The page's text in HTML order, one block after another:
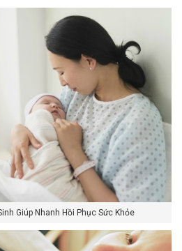
Giúp Nhanh Hồi Phục Sức Khỏe